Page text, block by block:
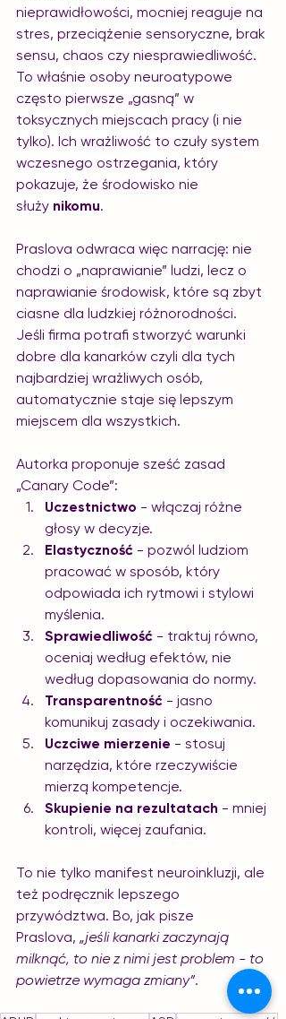
nieprawidłowości, mocniej reaguje na
stres, przeciążenie sensoryczne, brak
sensu, chaos czy niesprawiedliwość.
To właśnie osoby neuroatypowe
często pierwsze „gasną” w
toksycznych miejscach pracy (i nie
tylko). Ich wrażliwość to czuły system
wczesnego ostrzegania, który
pokazuje, że środowisko nie
służy nikomu.
Praslova odwraca więc narrację: nie
chodzi o „naprawianie” ludzi, lecz o
naprawianie środowisk, które są zbyt
ciasne dla ludzkiej różnorodności.
Jeśli firma potrafi stworzyć warunki
dobre dla kanarków czyli dla tych
najbardziej wrażliwych osób,
automatycznie staje się lepszym
miejscem dla wszystkich.
Autorka proponuje sześć zasad
„Canary Code”:
Uczestnictwo - włączaj różne
głosy w decyzje.
Elastyczność - pozwól ludziom
pracować w sposób, który
odpowiada ich rytmowi i stylowi
myślenia.
Sprawiedliwość - traktuj równo,
oceniaj według efektów, nie
według dopasowania do normy.
Transparentność - jasno
komunikuj zasady i oczekiwania.
Uczciwe mierzenie - stosuj
narzędzia, które rzeczywiście
mierzą kompetencje.
Skupienie na rezultatach - mniej
kontroli, więcej zaufania.
To nie tylko manifest neuroinkluzji, ale
też podręcznik lepszego
przywództwa. Bo, jak pisze
Praslova, „jeśli kanarki zaczynają
milknąć, to nie z nimi jest problem - to
powietrze wymaga zmiany”.